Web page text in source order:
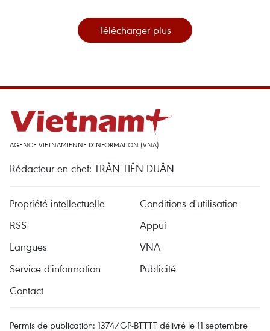
Télécharger plus
AGENCE VIETNAMIENNE D'INFORMATION (VNA)
Rédacteur en chef: TRÂN TIÊN DUÂN
Propriété intellectuelle
Conditions d'utilisation
RSS
Appui
Langues
VNA
Service d'information
Publicité
Contact
Permis de publication: 1374/GP-BTTTT délivré le 11 septembre